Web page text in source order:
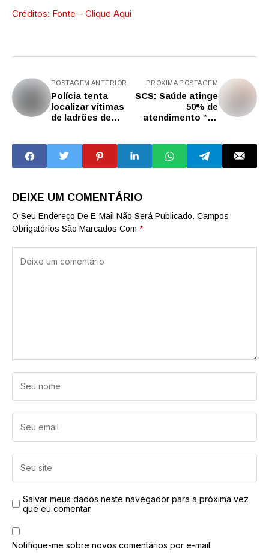
Créditos: Fonte – Clique Aqui
POSTAGEM ANTERIOR
Polícia tenta
localizar vítimas
de ladrões de
PRÓXIMA POSTAGEM
SCS: Saúde atinge
50% de
atendimento “de
para preservar
sistema
DEIXE UM COMENTÁRIO
O Seu Endereço De E-Mail Não Será Publicado. Campos
Obrigatórios São Marcados Com *
Salvar meus dados neste navegador para a próxima vez
que eu comentar.
Notifique-me sobre novos comentários por e-mail.